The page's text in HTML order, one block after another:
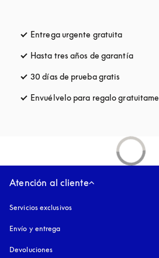
Entrega urgente gratuita
Hasta tres años de garantía
30 días de prueba gratis
Envuélvelo para regalo
Atención al cliente
Servicios exclusivos
Envío y entrega
Devoluciones